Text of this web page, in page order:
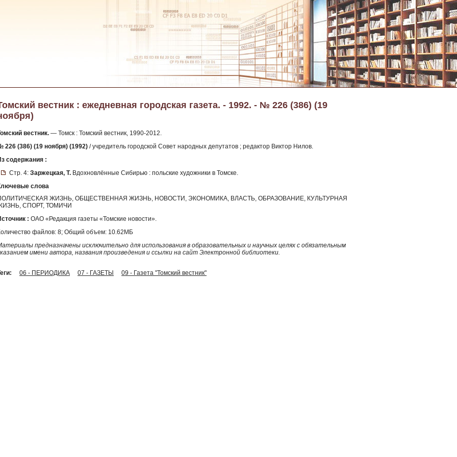
вестник : ежедневная городская газета. - 1992. - № 226 (386) (19
вестник. — Томск : Томский вестник, 1990-2012.
226 (386) (19 ноября) (1992) / учредитель городской Совет народных депутатов ; редактор Виктор Нилов.
содержания :
Стр. 4: Заржецкая, Т. Вдохновлённые Сибирью : польские художники в Томске.
слова
ЖИЗНЬ, ОБЩЕСТВЕННАЯ ЖИЗНЬ, НОВОСТИ, ЭКОНОМИКА, ВЛАСТЬ, ОБРАЗОВАНИЕ, КУЛЬТУРНАЯ
СПОРТ, ТОМИЧИ
: ОАО «Редакция газеты «Томские новости».
файлов: 8; Общий объем: 10.62МБ
предназначены исключительно для использования в образовательных и научных целях с обязательным
имени автора, названия произведения и ссылки на сайт Электронной библиотеки.
06 - ПЕРИОДИКА 07 - ГАЗЕТЫ 09 - Газета "Томский вестник"